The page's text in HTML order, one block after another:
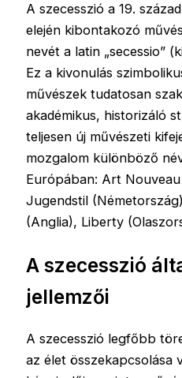
A szecesszió a 19.
elején kibontakozó
nevét a latin „secessio”
Ez a kivonulás
művészek tudatosan
akadémikus, historizáló
teljesen új művészeti
mozgalom különböző
Európában: Art
Jugendstil
(Anglia), Liberty
A szecesszió
jellemzői
A szecesszió legfőbb
az élet összekapcsolása